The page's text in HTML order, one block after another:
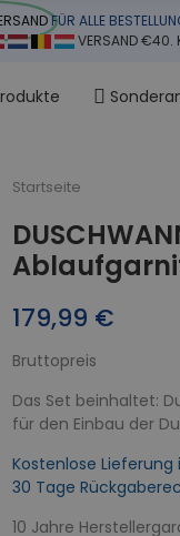
FÜR ALLE
VERSAND €40.
Startseite
179,99 €
Bruttopreis
Das Set beinhaltet:
für den Einbau der
Kostenlose
30 Tage
10 Jahre